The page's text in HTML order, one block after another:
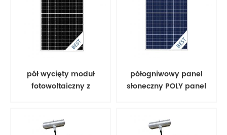
pół wycięty moduł
fotowoltaiczny z
półogniwowy panel
słoneczny POLY panel